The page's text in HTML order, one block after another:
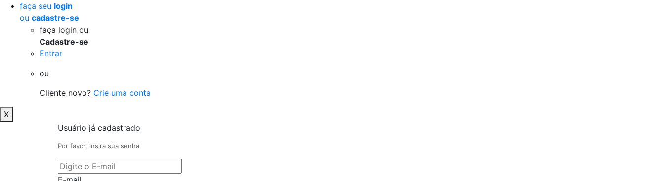
faça seu login
ou cadastre-se
faça login ou
Cadastre-se
Entrar
ou
Cliente novo? Crie uma conta
X
Usuário já cadastrado
Por favor, insira sua senha